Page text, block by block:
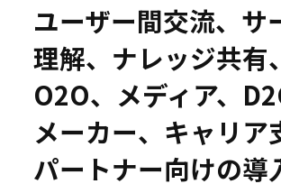
事例
お役立ち情報
ユーザー間交流、サ
理解、ナレッジ共有、
O2O、メディア、
メーカー、キャリア
パートナー向けの導